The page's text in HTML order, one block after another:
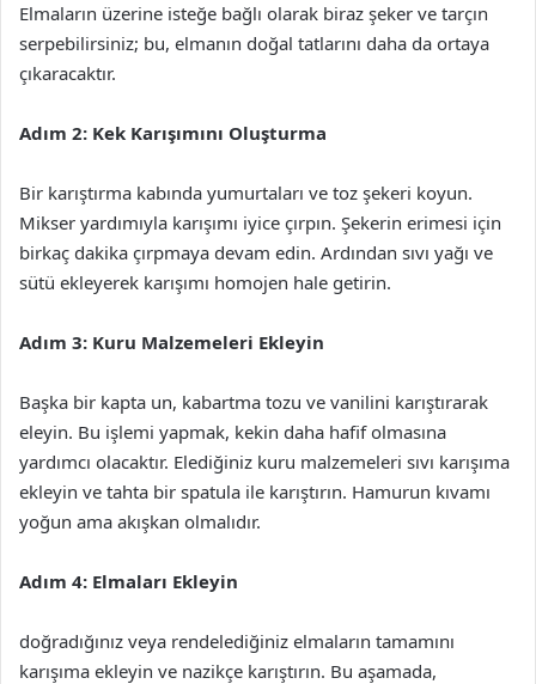
Elmaların üzerine isteğe bağlı olarak biraz şeker ve tarçın
serpebilirsiniz; bu, elmanın doğal tatlarını daha da ortaya
çıkaracaktır.
Adım 2: Kek Karışımını Oluşturma
Bir karıştırma kabında yumurtaları ve toz şekeri koyun.
Mikser yardımıyla karışımı iyice çırpın. Şekerin erimesi için
birkaç dakika çırpmaya devam edin. Ardından sıvı yağı ve
sütü ekleyerek karışımı homojen hale getirin.
Adım 3: Kuru Malzemeleri Ekleyin
Başka bir kapta un, kabartma tozu ve vanilini karıştırarak
eleyin. Bu işlemi yapmak, kekin daha hafif olmasına
yardımcı olacaktır. Elediğiniz kuru malzemeleri sıvı karışıma
ekleyin ve tahta bir spatula ile karıştırın. Hamurun kıvamı
yoğun ama akışkan olmalıdır.
Adım 4: Elmaları Ekleyin
doğradığınız veya rendelediğiniz elmaların tamamını
karışıma ekleyin ve nazikçe karıştırın. Bu aşamada,